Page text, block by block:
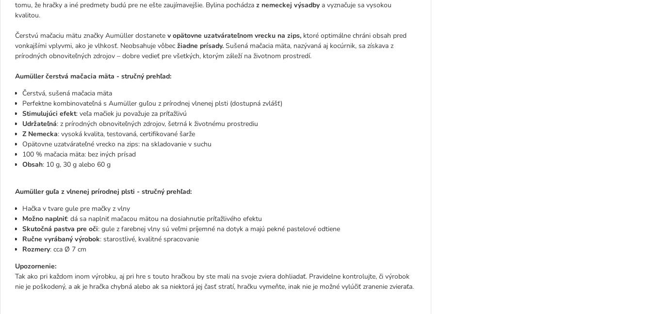
tomu, že hračky a iné predmety budú pre ne ešte zaujímavejšie. Bylina pochádza z nemeckej výsadby a vyznačuje sa vysokou
kvalitou.
Čerstvú mačaciu mätu značky Aumüller dostanete v opätovne uzatvárateľnom vrecku na zips, ktoré optimálne chráni obsah pred
vonkajšími vplyvmi, ako je vlhkosť. Neobsahuje vôbec žiadne prísady. Sušená mačacia mäta, nazývaná aj kocúrnik, sa získava z
prírodných obnoviteľných zdrojov – dobre vedieť pre všetkých, ktorým záleží na životnom prostredí.
Aumüller čerstvá mačacia mäta - stručný prehľad:
Čerstvá, sušená mačacia mäta
Perfektne kombinovateľná s Aumüller guľou z prírodnej vlnenej plsti (dostupná zvlášť)
Stimulujúci efekt: veľa mačiek ju považuje za príťažlivú
Udržateľná: z prírodných obnoviteľných zdrojov, šetrná k životnému prostrediu
Z Nemecka: vysoká kvalita, testovaná, certifikované šarže
Opätovne uzatvárateľné vrecko na zips: na skladovanie v suchu
100 % mačacia mäta: bez iných prísad
Obsah: 10 g, 30 g alebo 60 g
Aumüller guľa z vlnenej prírodnej plsti - stručný prehľad:
Hačka v tvare gule pre mačky z vlny
Možno naplniť: dá sa naplniť mačacou mätou na dosiahnutie príťažlivého efektu
Skutočná pastva pre oči: gule z farebnej vlny sú veľmi príjemné na dotyk a majú pekné pastelové odtiene
Ručne vyrábaný výrobok: starostlivé, kvalitné spracovanie
Rozmery: cca Ø 7 cm
Upozornenie:
Tak ako pri každom inom výrobku, aj pri hre s touto hračkou by ste mali na svoje zviera dohliadať. Pravidelne kontrolujte, či výrobok
nie je poškodený, a ak je hračka chybná alebo ak sa niektorá jej časť stratí, hračku vymeňte, inak nie je možné vylúčiť zranenie zvieraťa.